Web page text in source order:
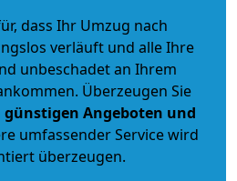
dass Ihr Umzug nach
verläuft und alle Ihre
unbeschadet an Ihrem
Überzeugen Sie
günstigen Angeboten und
umfassender Service wird
überzeugen.